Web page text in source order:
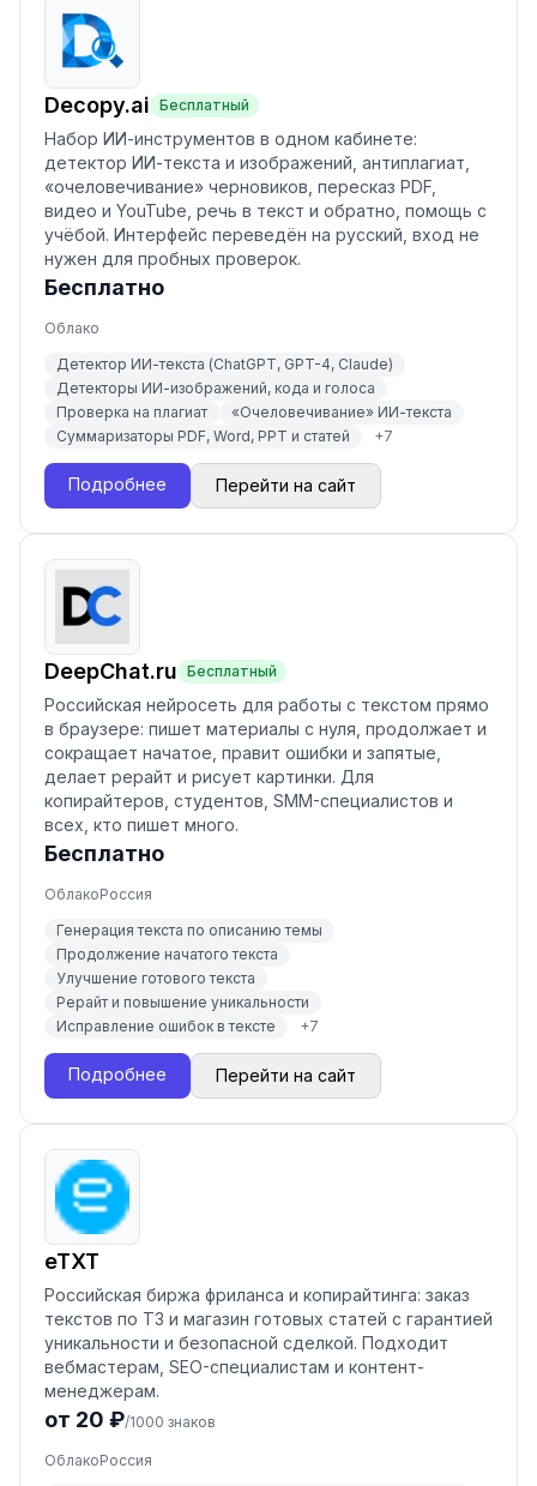
Decopy.ai Бесплатный
Набор ИИ-инструментов в одном кабинете:
детектор ИИ-текста и изображений, антиплагиат,
«очеловечивание» черновиков, пересказ PDF,
видео и YouTube, речь в текст и обратно, помощь с
учёбой. Интерфейс переведён на русский, вход не
нужен для пробных проверок.
Бесплатно
Облако
Детектор ИИ-текста (ChatGPT, GPT-4, Claude)
Детекторы ИИ-изображений, кода и голоса
Проверка на плагиат
«Очеловечивание» ИИ-текста
Суммаризаторы PDF, Word, PPT и статей
+7
Подробнее Перейти на сайт
DeepChat.ru Бесплатный
Российская нейросеть для работы с текстом прямо
в браузере: пишет материалы с нуля, продолжает и
сокращает начатое, правит ошибки и запятые,
делает рерайт и рисует картинки. Для
копирайтеров, студентов, SMM-специалистов и
всех, кто пишет много.
Бесплатно
ОблакоРоссия
Генерация текста по описанию темы
Продолжение начатого текста
Улучшение готового текста
Рерайт и повышение уникальности
Исправление ошибок в тексте
+7
Подробнее Перейти на сайт
eTXT
Российская биржа фриланса и копирайтинга: заказ
текстов по ТЗ и магазин готовых статей с гарантией
уникальности и безопасной сделкой. Подходит
вебмастерам, SEO-специалистам и контент-
менеджерам.
от 20 ₽/1000 знаков
ОблакоРоссия